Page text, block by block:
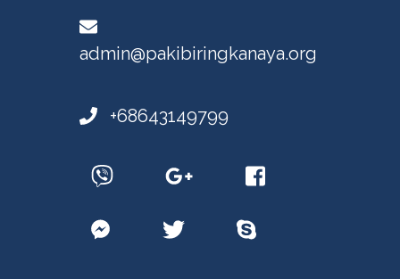
admin@pakibiringkanaya.org
+68643149799